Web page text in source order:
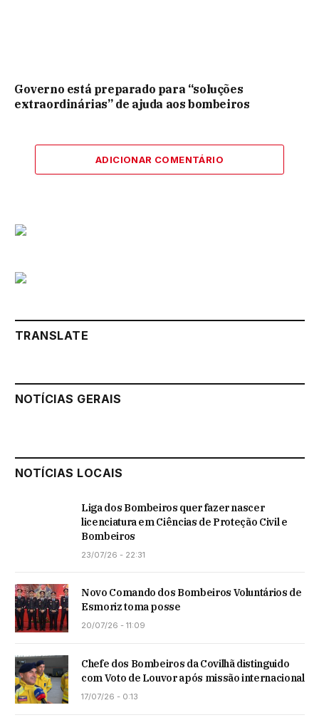
Governo está preparado para “soluções
extraordinárias” de ajuda aos bombeiros
ADICIONAR COMENTÁRIO
TRANSLATE
NOTÍCIAS GERAIS
NOTÍCIAS LOCAIS
Liga dos Bombeiros quer fazer nascer
licenciatura em Ciências de Proteção Civil e
Bombeiros
23/07/26 - 22:31
Novo Comando dos Bombeiros Voluntários de
Esmoriz toma posse
20/07/26 - 11:09
Chefe dos Bombeiros da Covilhã distinguido
com Voto de Louvor após missão internacional
17/07/26 - 0:13